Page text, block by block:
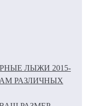
ЛЫЖИ 2015-
РАЗЛИЧНЫХ